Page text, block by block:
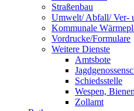
Straßenbau
Umwelt/ Abfall/ Ver-
Kommunale
Vordrucke/Formulare
Weitere Dienste
Amtsbote
Schiedsstelle
Wespen,
Zollamt